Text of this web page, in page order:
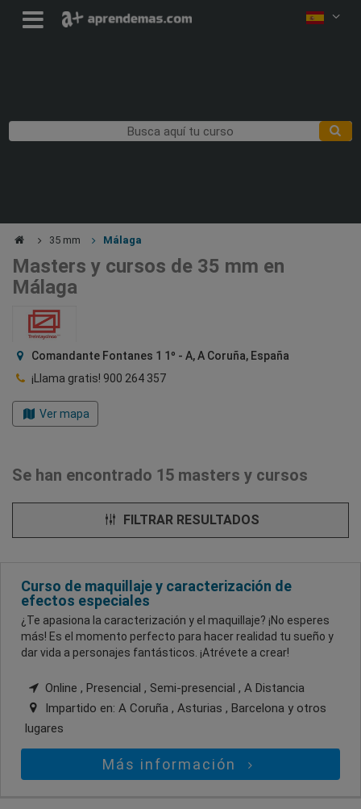
35 mm Málaga
Masters y cursos de 35 mm en
Málaga
Comandante Fontanes 1 1º - A, A Coruña, España
¡Llama gratis! 900 264 357
Ver mapa
Se han encontrado 15 masters y cursos
FILTRAR RESULTADOS
Curso de maquillaje y caracterización de
efectos especiales
¿Te apasiona la caracterización y el maquillaje? ¡No esperes
más! Es el momento perfecto para hacer realidad tu sueño y
dar vida a personajes fantásticos. ¡Atrévete a crear!
Online , Presencial , Semi-presencial , A Distancia
Impartido en: A Coruña , Asturias , Barcelona y otros
lugares
Más información